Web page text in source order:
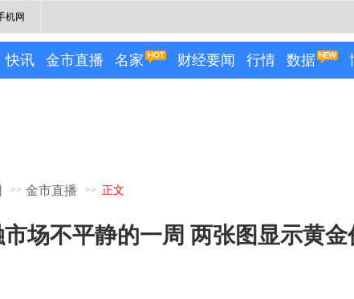
机网
快讯 金市直播 名家 财经要闻 行情 数据
>> 金市直播 >> 正文
场不平静的一周 两张图显示黄